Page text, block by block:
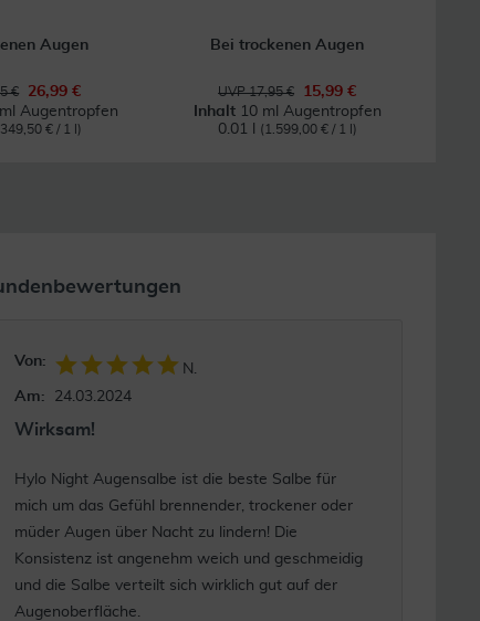
Augen
€
26,99 €
Augentropfen
€ / 1 l)
Bei trockenen Augen
UVP 17,95 €
15,99 €
Inhalt 10 ml Augentropfen
0.01 l
(1.599,00 € / 1 l)
Von:
N.
Am:
24.03.2024
Wirksam!
Hylo Night Augensalbe ist die beste Salbe für
mich um das Gefühl brennender, trockener oder
müder Augen über Nacht zu lindern! Die
Konsistenz ist angenehm weich und geschmeidig
und die Salbe verteilt sich wirklich gut auf der
Augenoberfläche.